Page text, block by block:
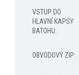
VSTUP DO
HLAVNÍ KAPSY
BATOHU:
OBVODOVÝ ZIP: